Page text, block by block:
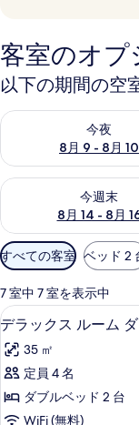
客室のオプ
以下の期間の空
今夜
8月 9 - 8月 10
今夜 8月 9 - 8月 10
今週末
8月 14 - 8月
今週末 8月 14 - 8月
利
用
可
能
な
客
室
の
すべての客室 ベッド 2
7 室中 7 室を表示中
デ
ラ
ッ
ク
ス
6
デラックス ルーム
35 ㎡
定員 4 名
ダブルベッド 2 台
WiFi (無料)